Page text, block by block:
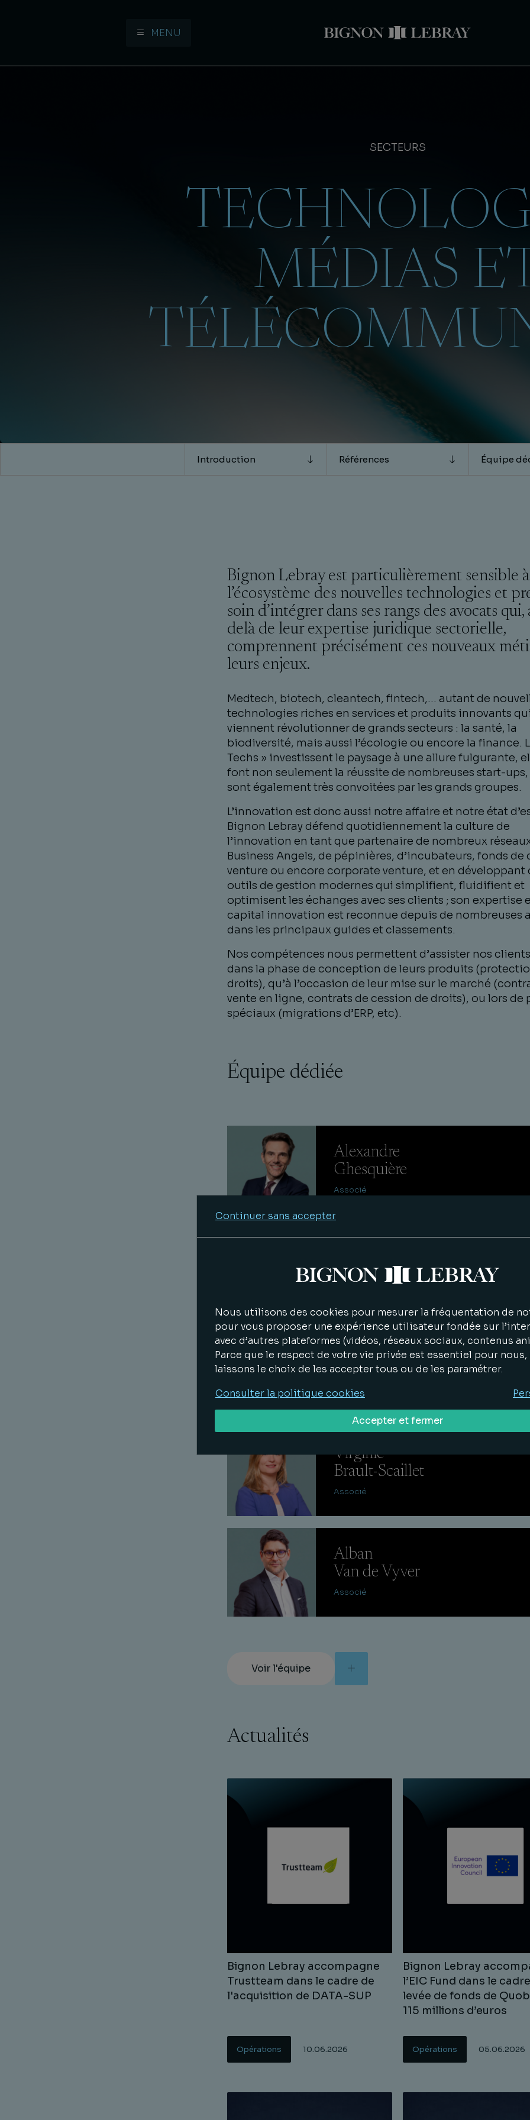
MENU
SECTEURS
MÉDIAS
Introduction Références Équipe
Bignon Lebray est particulièrement sensible à
l’écosystème des nouvelles technologies et
soin d’intégrer dans ses rangs des avocats qui,
delà de leur expertise juridique sectorielle,
comprennent précisément ces nouveaux
leurs enjeux.
Medtech, biotech, cleantech, fintech,… autant de
technologies riches en services et produits innovants qui
viennent révolutionner de grands secteurs : la santé, la
biodiversité, mais aussi l’écologie ou encore la finance.
Techs » investissent le paysage à une allure fulgurante,
font non seulement la réussite de nombreuses start-
sont également très convoitées par les grands groupes.
L’innovation est donc aussi notre affaire et notre état
Bignon Lebray défend quotidiennement la culture de
l’innovation en tant que partenaire de nombreux
Business Angels, de pépinières, d’incubateurs, fonds de
venture ou encore corporate venture, et en développant
outils de gestion modernes qui simplifient, fluidifient et
optimisent les échanges avec ses clients ; son expertise
capital innovation est reconnue depuis de nombreuses
dans les principaux guides et classements.
Nos compétences nous permettent d’assister nos
dans la phase de conception de leurs produits
droits), qu’à l’occasion de leur mise sur le marché
vente en ligne, contrats de cession de droits), ou lors de
spéciaux (migrations d’ERP, etc).
Équipe dédiée
Alexandre
Ghesquière
Associé
Moreau
Benjamin
Mourot
Associé
Virginie
Brault-Scaillet
Associé
Alban
Van de Vyver
Associé
Voir l'équipe
Actualités
Bignon Lebray accompagne
Trustteam dans le cadre de
l'acquisition de DATA-SUP
Opérations 10.06.2026
Bignon Lebray
l’EIC Fund dans le
levée de fonds de
115 millions d’euros
Opérations 05.06.2026
Continuer sans accepter
Nous utilisons des cookies pour mesurer la fréquentation de
pour vous proposer une expérience utilisateur fondée sur
avec d’autres plateformes (vidéos, réseaux sociaux, contenus
Parce que le respect de votre vie privée est essentiel pour nous,
laissons le choix de les accepter tous ou de les paramétrer.
Consulter la politique cookies
Accepter et fermer